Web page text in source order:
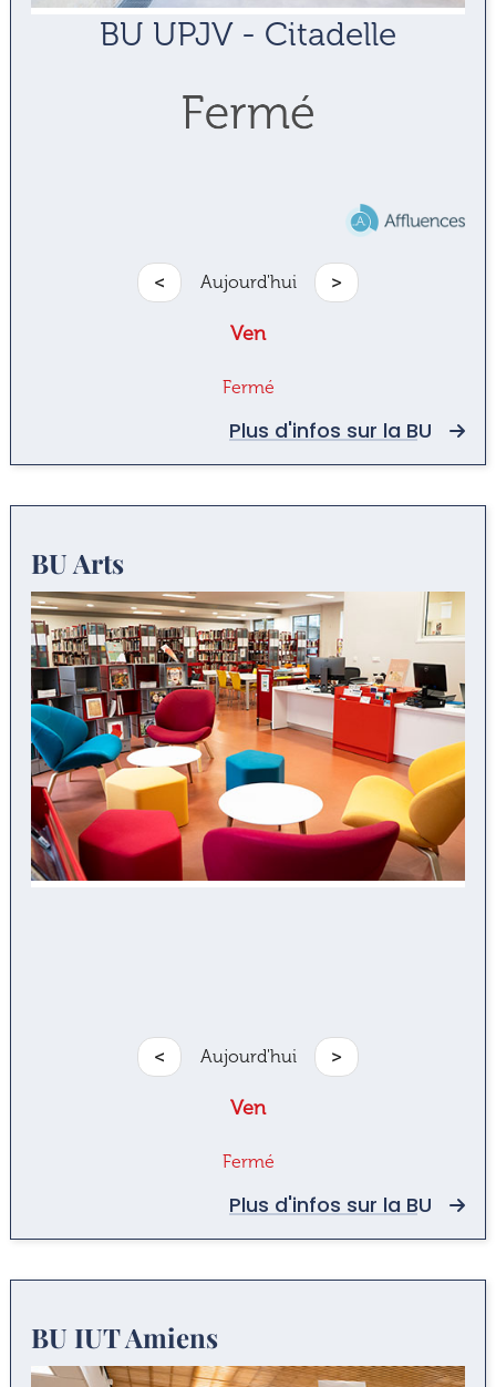
BU UPJV - Citadelle
>
< Aujourd'hui
Ven
Fermé
Plus d'infos sur la BU
BU Arts
>
< Aujourd'hui
Ven
Fermé
Plus d'infos sur la BU
BU IUT Amiens